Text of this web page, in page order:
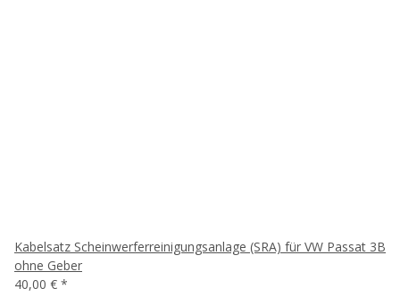
Kabelsatz Scheinwerferreinigungsanlage (SRA) für VW Passat 3B
ohne Geber
40,00 € *